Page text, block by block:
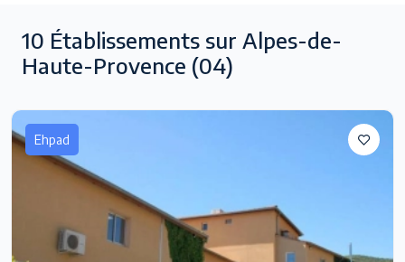
10 Établissements sur Alpes-de-
Haute-Provence (04)
Ehpad